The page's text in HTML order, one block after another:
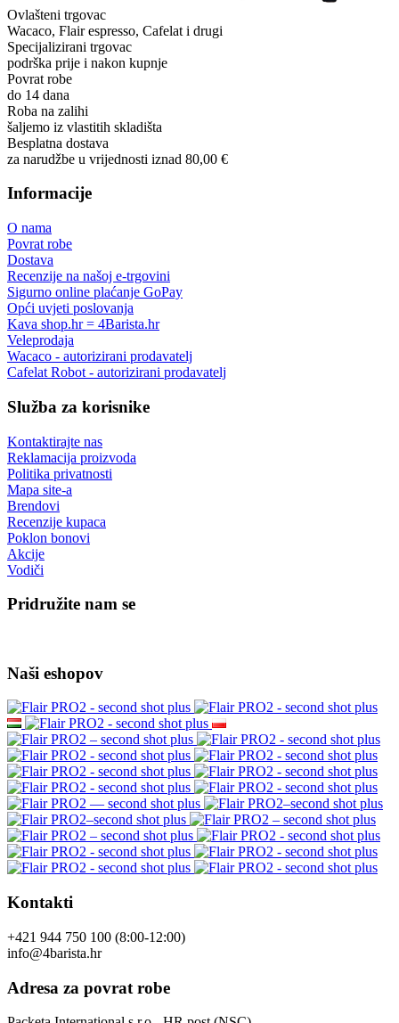
Ovlašteni trgovac
Wacaco, Flair espresso, Cafelat i drugi
Specijalizirani trgovac
podrška prije i nakon kupnje
Povrat robe
do 14 dana
Roba na zalihi
šaljemo iz vlastitih skladišta
Besplatna dostava
za narudžbe u vrijednosti iznad 80,00 €
Informacije
O nama
Povrat robe
Dostava
Recenzije na našoj e-trgovini
Sigurno online plaćanje GoPay
Opći uvjeti poslovanja
Kava shop.hr = 4Barista.hr
Veleprodaja
Wacaco - autorizirani prodavatelj
Cafelat Robot - autorizirani prodavatelj
Služba za korisnike
Kontaktirajte nas
Reklamacija proizvoda
Politika privatnosti
Mapa site-a
Brendovi
Recenzije kupaca
Poklon bonovi
Akcije
Vodiči
Pridružite nam se
Naši eshopov
Kontakti
+421 944 750 100 (8:00-12:00)
info@4barista.hr
Adresa za povrat robe